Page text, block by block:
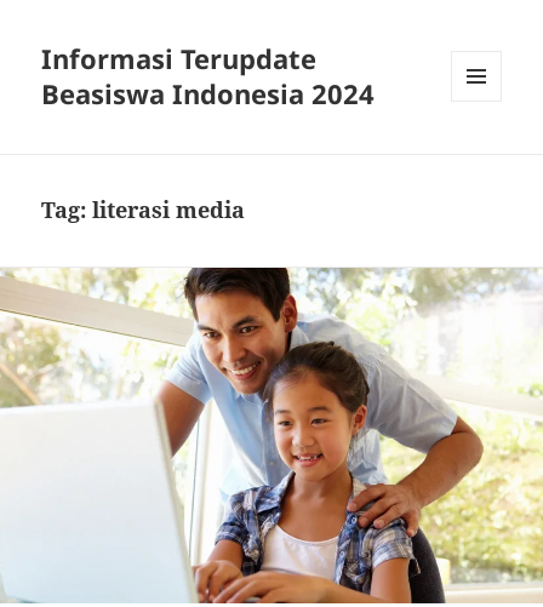
Informasi Terupdate
Beasiswa Indonesia 2024
Tag:literasi media